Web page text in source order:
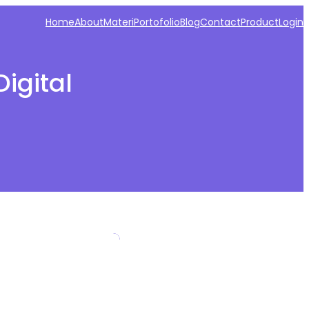
HomeAboutMateriPortofolioBlogContactProductLogin